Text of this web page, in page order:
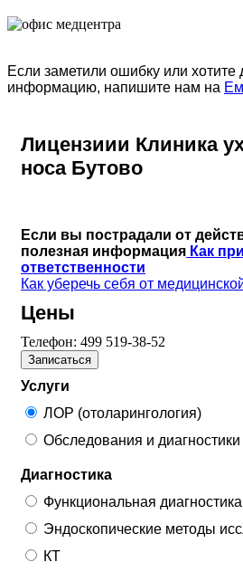
Если заметили ошибку или хотите
информацию, напишите нам на
Лицензиии Клиника
носа Бутово
Если вы пострадали от
полезная информация Как
ответственности
Как уберечь себя от
Цены
Телефон: 499 519-38-52
Записаться
Услуги
ЛОР (отоларингология)
Обследования и диагностики
Диагностика
Функциональная диагностика
Эндоскопические методы
КТ